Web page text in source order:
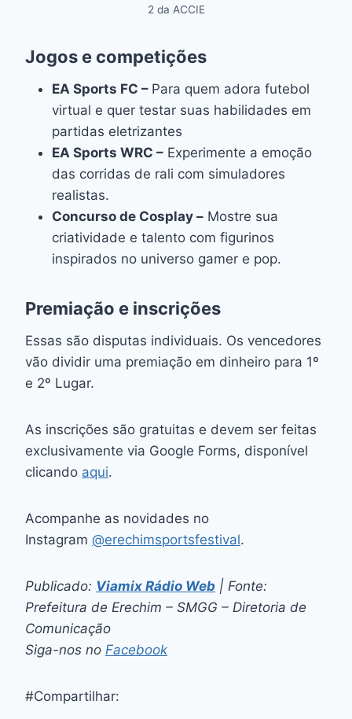
2 da ACCIE
Jogos e competições
EA Sports FC – Para quem adora futebol
virtual e quer testar suas habilidades em
partidas eletrizantes
EA Sports WRC – Experimente a emoção
das corridas de rali com simuladores
realistas.
Concurso de Cosplay – Mostre sua
criatividade e talento com figurinos
inspirados no universo gamer e pop.
Premiação e inscrições
Essas são disputas individuais. Os vencedores
vão dividir uma premiação em dinheiro para 1º
e 2º Lugar.
As inscrições são gratuitas e devem ser feitas
exclusivamente via Google Forms, disponível
clicando aqui.
Acompanhe as novidades no
Instagram @erechimsportsfestival.
Publicado: Viamix Rádio Web | Fonte:
Prefeitura de Erechim – SMGG – Diretoria de
Comunicação
Siga-nos no Facebook
#Compartilhar: